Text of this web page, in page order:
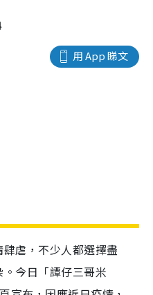
用 App 睇文
虐，不少人都選擇盡
今日「譚仔三哥米